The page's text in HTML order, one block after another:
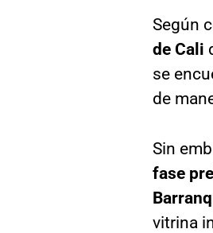
Según
de Cali
se
de
Sin
fase
vitrina